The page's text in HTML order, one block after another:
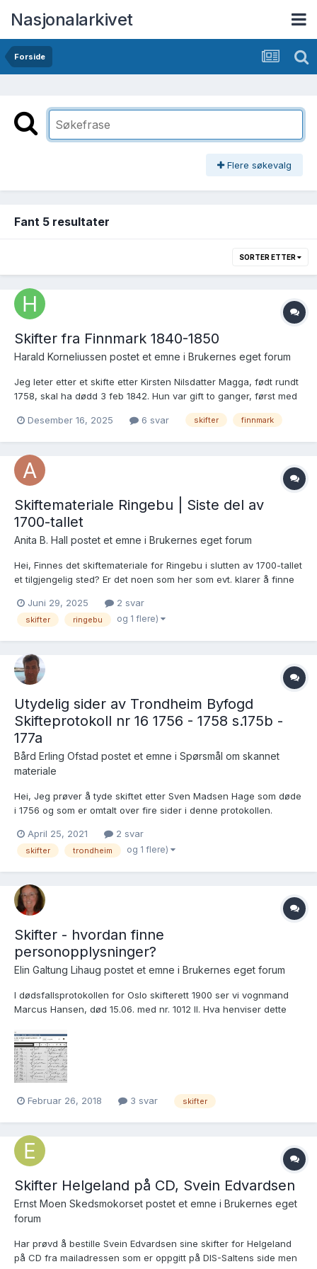
Nasjonalarkivet
Forside
Flere søkevalg
Fant 5 resultater
SORTER ETTER
Skifter fra Finnmark 1840-1850
Harald Korneliussen postet et emne i Brukernes eget forum
Jeg leter etter et skifte etter Kirsten Nilsdatter Magga, født rundt
1758, skal ha dødd 3 feb 1842. Hun var gift to ganger, først med
Jensen Jauva. Når jeg søker på skifter fra Finnmark fra perioden
Desember 16, 2025 6 svar skifter finnmark
Skiftemateriale Ringebu | Siste del av
1700-tallet
Anita B. Hall postet et emne i Brukernes eget forum
Hei, Finnes det skiftemateriale for Ringebu i slutten av 1700-tallet
et tilgjengelig sted? Er det noen som her som evt. klarer å finne
Anders Olsen Postløkken (andre skrivemåter: Postlykken /
Lychen) - f....
Juni 29, 2025 2 svar
skifter ringebu og 1 flere)
Utydelig sider av Trondheim Byfogd
Skifteprotokoll nr 16 1756 - 1758 s.175b -
177a
Bård Erling Ofstad postet et emne i Spørsmål om skannet
materiale
Hei, Jeg prøver å tyde skiftet etter Sven Madsen Hage som døde
i 1756 og som er omtalt over fire sider i denne protokollen.
som skiftet er på s. 176a - 177a blir grøtete når jeg zoomer inn.
Har det vært mulig å fått en bedre oppløsnin...
April 25, 2021 2 svar
skifter trondheim og 1 flere)
Skifter - hvordan finne
personopplysninger?
Elin Galtung Lihaug postet et emne i Brukernes eget forum
I dødsfallsprotokollen for Oslo skifterett 1900 ser vi vognmand
Marcus Hansen, død 15.06. med nr. 1012 II. Hva henviser dette
Februar 26, 2018 3 svar skifter
Skifter Helgeland på CD, Svein Edvardsen
Ernst Moen Skedsmokorset postet et emne i Brukernes eget
forum
Har prøvd å bestille Svein Edvardsen sine skifter for Helgeland
på CD fra mailadressen som er oppgitt på DIS-Saltens side men